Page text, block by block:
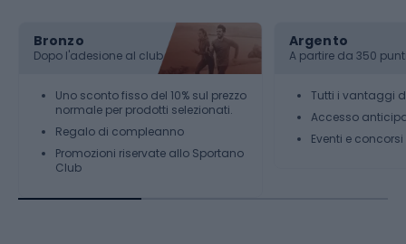
Bronzo
Dopo l'adesione al club
Uno sconto fisso del 10% sul prezzo
normale per prodotti selezionati.
Regalo di compleanno
Promozioni riservate allo Sportano
Club
Argento
A partire da 350
Tutti i vantaggi
Accesso
Eventi e